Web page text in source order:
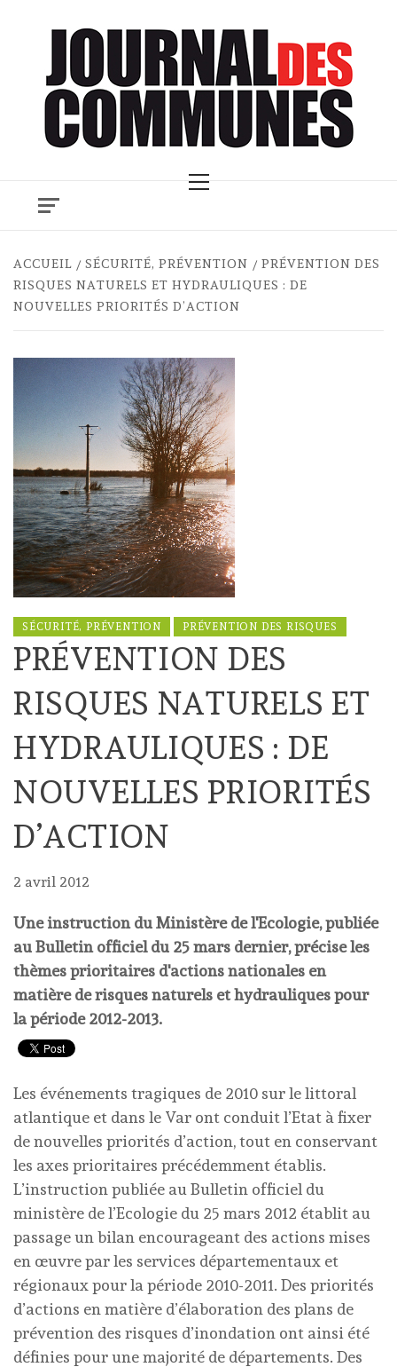
Menu
ACCUEIL SÉCURITÉ, PRÉVENTION
PRÉVENTION DES
RISQUES NATURELS ET HYDRAULIQUES : DE
NOUVELLES PRIORITÉS D’ACTION
SÉCURITÉ, PRÉVENTION PRÉVENTION DES RISQUES
PRÉVENTION DES
RISQUES NATURELS ET
HYDRAULIQUES : DE
NOUVELLES PRIORITÉS
D’ACTION
2 avril 2012
Une instruction du Ministère de l'Ecologie, publiée
au Bulletin officiel du 25 mars dernier, précise les
thèmes prioritaires d'actions nationales en
matière de risques naturels et hydrauliques pour
la période 2012-2013.
Les événements tragiques de 2010 sur le littoral
atlantique et dans le Var ont conduit l’Etat à fixer
de nouvelles priorités d’action, tout en conservant
les axes prioritaires précédemment établis.
L’instruction publiée au Bulletin officiel du
ministère de l’Ecologie du 25 mars 2012 établit au
passage un bilan encourageant des actions mises
en œuvre par les services départementaux et
régionaux pour la période 2010-2011. Des priorités
d’actions en matière d’élaboration des plans de
prévention des risques d’inondation ont ainsi été
définies pour une majorité de départements. Des